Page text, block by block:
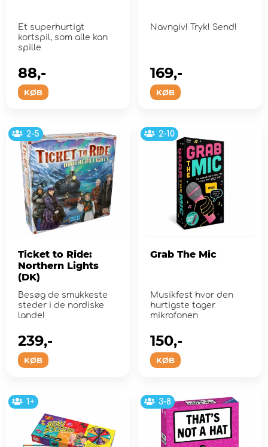
Et superhurtigt
kortspil, som alle kan
spille
KØB
88,-
Navngiv! Tryk! Send!
KØB
169,-
2-5
Ticket to Ride:
Northern Lights
(DK)
Besøg de smukkeste
steder i de nordiske
lande!
KØB
239,-
2-10
Grab The Mic
Musikfest hvor den
hurtigste tager
mikrofonen
KØB
150,-
1+ 3-8